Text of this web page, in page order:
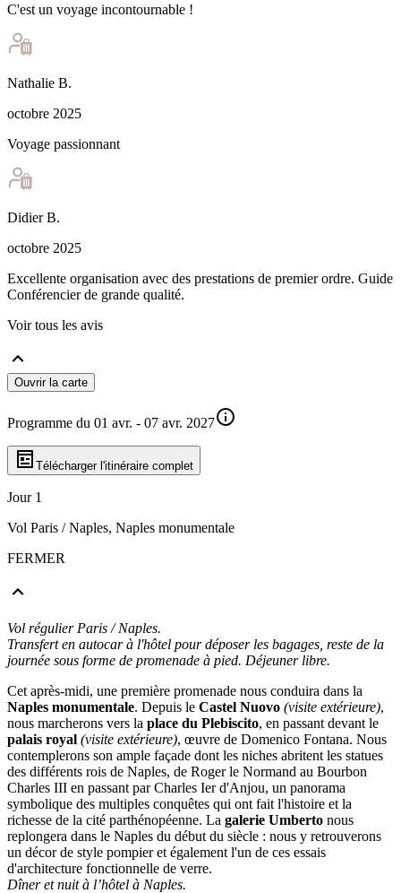
C'est un voyage incontournable !
Nathalie B.
octobre 2025
Voyage passionnant
Didier B.
octobre 2025
Excellente organisation avec des prestations de premier ordre. Guide
Conférencier de grande qualité.
Voir tous les avis
Ouvrir la carte
Programme du 01 avr. - 07 avr. 2027
Télécharger l'itinéraire complet
Jour 1
Vol Paris / Naples, Naples monumentale
FERMER
Vol régulier Paris / Naples.
Transfert en autocar à l'hôtel pour déposer les bagages, reste de la
journée sous forme de promenade à pied. Déjeuner libre.
Cet après-midi, une première promenade nous conduira dans la
Naples monumentale. Depuis le Castel Nuovo (visite extérieure),
nous marcherons vers la place du Plebiscito, en passant devant le
palais royal (visite extérieure), œuvre de Domenico Fontana. Nous
contemplerons son ample façade dont les niches abritent les statues
des différents rois de Naples, de Roger le Normand au Bourbon
Charles III en passant par Charles Ier d'Anjou, un panorama
symbolique des multiples conquêtes qui ont fait l'histoire et la
richesse de la cité parthénopéenne. La galerie Umberto nous
replongera dans le Naples du début du siècle : nous y retrouverons
un décor de style pompier et également l'un de ces essais
d'architecture fonctionnelle de verre.
Dîner et nuit à l’hôtel à Naples.